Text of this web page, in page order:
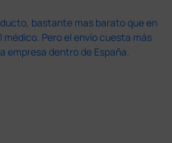
bastante mas barato que en
Pero el envío cuesta más
empresa dentro de España.